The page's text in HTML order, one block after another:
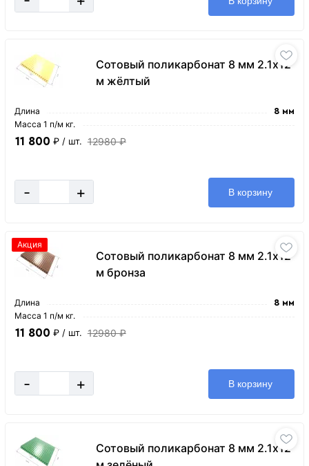
Сотовый поликарбонат 8 мм 2.1х12
м жёлтый
Длина 8 мм
Масса 1 п/м кг.
11 800 ₽ / шт. 12980 ₽
- + В корзину
Сотовый поликарбонат 8 мм 2.1х12
м бронза
Акция
Длина 8 мм
Масса 1 п/м кг.
11 800 ₽ / шт. 12980 ₽
- + В корзину
Сотовый поликарбонат 8 мм 2.1х12